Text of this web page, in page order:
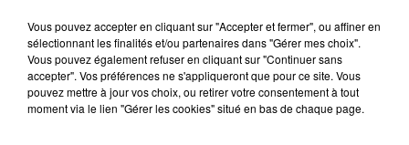
Vous pouvez accepter en cliquant sur "Accepter et fermer", ou affiner en
sélectionnant les finalités et/ou partenaires dans "Gérer mes choix".
Vous pouvez également refuser en cliquant sur "Continuer sans
accepter". Vos préférences ne s'appliqueront que pour ce site. Vous
pouvez mettre à jour vos choix, ou retirer votre consentement à tout
moment via le lien "Gérer les cookies" situé en bas de chaque page.